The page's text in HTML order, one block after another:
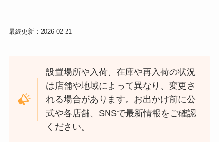
最終更新： 2026-02-21
設置場所や入荷、在庫や再入荷の状況
は店舗や地域によって異なり、変更さ
れる場合があります。お出かけ前に公
式や各店舗、SNSで最新情報をご確認
ください。